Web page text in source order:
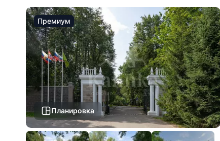
Премиум
Планировка